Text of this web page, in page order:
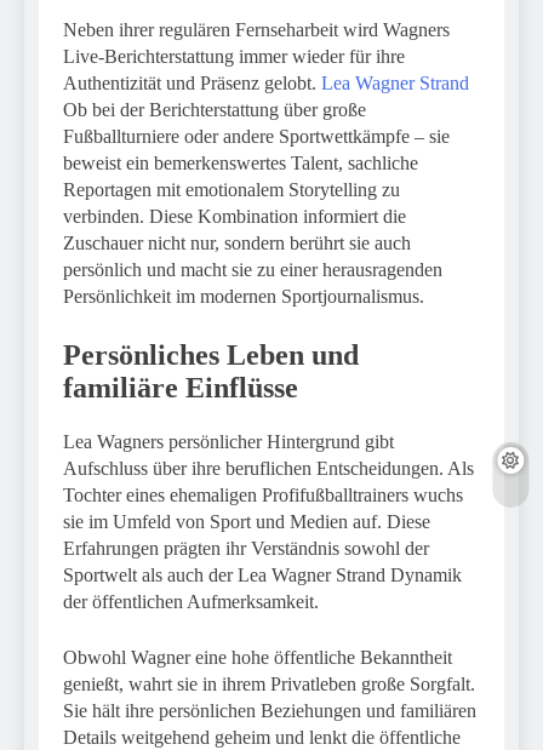
Neben ihrer regulären Fernseharbeit wird Wagners
Live-Berichterstattung immer wieder für ihre
Authentizität und Präsenz gelobt. Lea Wagner Strand
Ob bei der Berichterstattung über große
Fußballturniere oder andere Sportwettkämpfe – sie
beweist ein bemerkenswertes Talent, sachliche
Reportagen mit emotionalem Storytelling zu
verbinden. Diese Kombination informiert die
Zuschauer nicht nur, sondern berührt sie auch
persönlich und macht sie zu einer herausragenden
Persönlichkeit im modernen Sportjournalismus.
Persönliches Leben und
familiäre Einflüsse
Lea Wagners persönlicher Hintergrund gibt
Aufschluss über ihre beruflichen Entscheidungen. Als
Tochter eines ehemaligen Profifußballtrainers wuchs
sie im Umfeld von Sport und Medien auf. Diese
Erfahrungen prägten ihr Verständnis sowohl der
Sportwelt als auch der Lea Wagner Strand Dynamik
der öffentlichen Aufmerksamkeit.
Obwohl Wagner eine hohe öffentliche Bekanntheit
genießt, wahrt sie in ihrem Privatleben große Sorgfalt.
Sie hält ihre persönlichen Beziehungen und familiären
Details weitgehend geheim und lenkt die öffentliche